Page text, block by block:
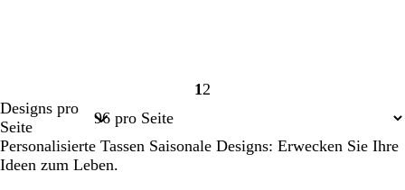
Seite
1 Seite
2
Designs pro
Seite
Personalisierte Tassen Saisonale Designs: Erwecken Sie Ihre
Ideen zum Leben.